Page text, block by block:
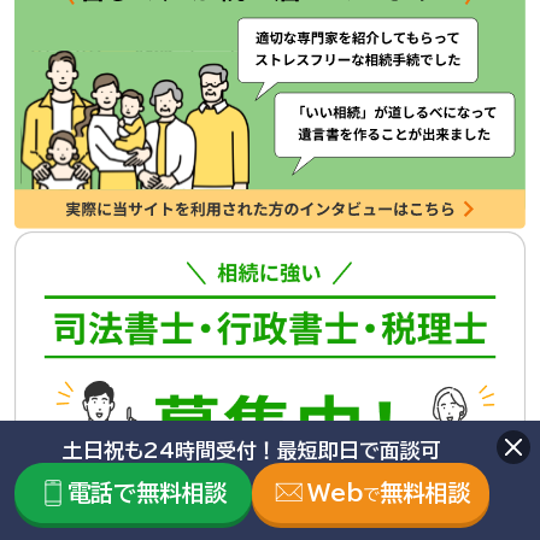
土日祝も24時間受付！最短即日で面談可
電話で無料相談 Webで無料相談